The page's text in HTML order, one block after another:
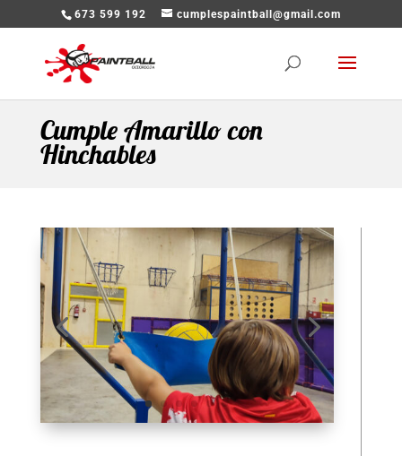
673 599 192 cumplespaintball@gmail.com
Cumple Amarillo con
Hinchables